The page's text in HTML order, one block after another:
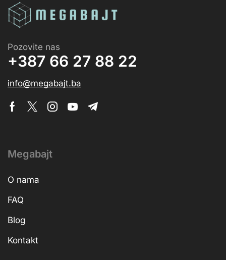
Pozovite nas
+387 66 27 88 22
info@megabajt.ba
Megabajt
O nama
FAQ
Blog
Kontakt